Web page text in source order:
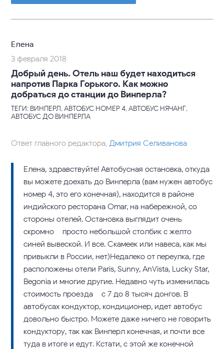
Елена
3 февраля 2018
Добрый день. Отель наш будет находиться
напротив Парка Горького. Как можно
добраться до станции до Винперла?
ТЕГИ: ВИНПЕРЛ, АВТОБУС НОМЕР 4, АВТОБУС НЯЧАНГ,
АВТОБУС ДО ВИНПЕРЛА
Ответ главного редактора,Дмитрия Селиванова
Елена, здравствуйте! Автобусная остановка, откуда
вы можете доехать до Винперла (вам нужен автобус
номер 4, это его конечная), находится в районе
индийского ресторана Omar, на набережной, со
стороны отелей. Остановка выглядит очень
скромно – просто небольшой столбик с желто-
синей вывеской. И все. Скамеек или навеса, как мы
привыкли в России, нет)Недалеко от переулка, где
расположены отели Paris, Sunny, AnVista, Lucky Star,
Begonia и многие другие. Недавно чуть изменилась
стоимость проезда – с 7 до 8 тысяч донгов. В
автобусах кондуктор, кондиционер, идет автобус
довольно быстро. Можете даже ничего не говорить
кондуктору, так как Винперл конечная, и почти все
туда в итоге и едут. Кстати, с этой же конечной